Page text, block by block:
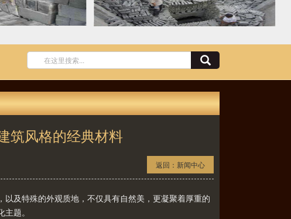
筑风格的经典材料
返回： 新闻中心
及特殊的外观质地，不仅具有自然美，更凝聚着厚重的
题。